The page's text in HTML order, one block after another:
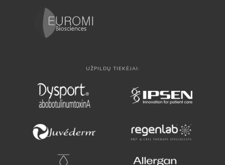
UŽPILDŲ TIEKĖJAI: